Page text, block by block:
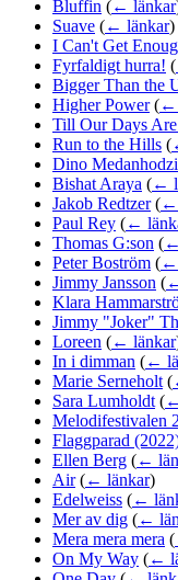
Bluffin (← länkar
Suave (← länkar)
I Can't Get
Fyrfaldigt hurra! (
Bigger Than the
Higher Power (←
Till Our Days
Run to the Hills (
Dino
Bishat Araya (←
Jakob Redtzer (←
Paul Rey (←
Thomas G:son (
Peter Boström (←
Jimmy Jansson (
Klara
Jimmy "Joker"
Loreen (← länkar
In i dimman (←
Marie Serneholt (
Sara Lumholdt (
Melodifestivalen
Flaggparad
Ellen Berg (←
Air (← länkar)
Edelweiss (←
Mer av dig (←
Mera mera mera (
On My Way (←